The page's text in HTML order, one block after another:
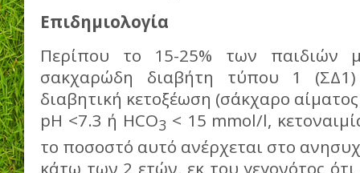
Επιδημιολογία
Περίπου το 15-25% των παιδιών
σακχαρώδη διαβήτη τύπου 1 (ΣΔ1)
διαβητική κετοξέωση (σάκχαρο
pH <7.3 ή HCO3 < 15 mmol/l,
το ποσοστό αυτό ανέρχεται στο
κάτω των 2 ετών, εκ του γεγονότος ότι